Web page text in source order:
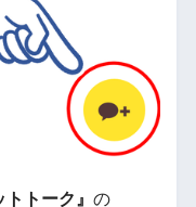
トトーク』 の